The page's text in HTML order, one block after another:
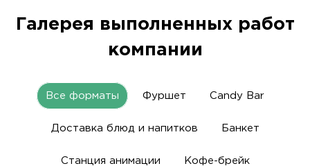
Галерея выполненных работ
компании
Все форматы Фуршет Candy Bar
Доставка блюд и напитков Банкет
Станция анимации Кофе-брейк